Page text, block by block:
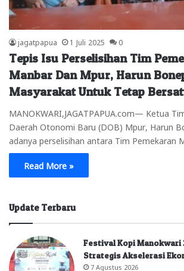
jagatpapua 1 Juli 2025 0
Tepis Isu Perselisihan Tim
Manbar Dan Mpur, Harun
Masyarakat Untuk Tetap
MANOKWARI,JAGATPAPUA.com— Ketua
Daerah Otonomi Baru (DOB) Mpur, Harun
adanya perselisihan antara Tim Pemekaran
Read More »
Update Terbaru
Festival Kopi Manokwari
Strategis Akselerasi
7 Agustus 2026